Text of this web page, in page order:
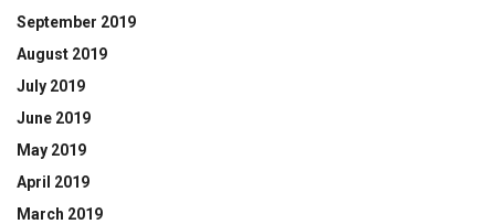
September 2019
August 2019
July 2019
June 2019
May 2019
April 2019
March 2019